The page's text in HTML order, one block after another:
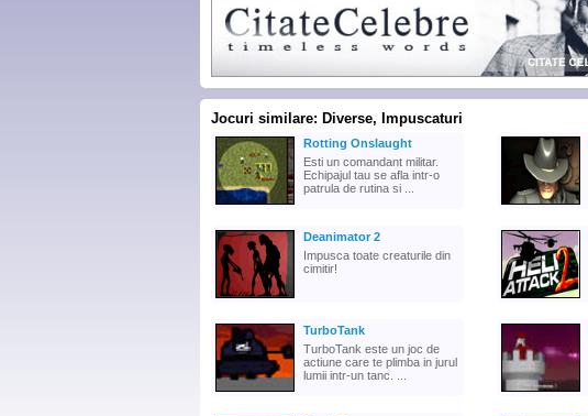
Jocuri similare: Diverse, Impuscaturi
Rotting Onslaught
Esti un comandant militar.
Echipajul tau se afla intr-o
patrula de rutina si ...
Deanimator 2
Impusca toate creaturile din
cimitir!
TurboTank
TurboTank este un joc de
actiune care te plimba in jurul
lumii intr-un tanc. ...